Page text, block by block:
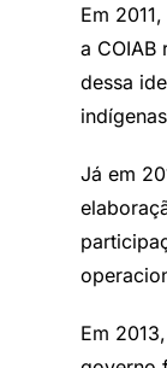
Em
a
dessa
Já em
Em